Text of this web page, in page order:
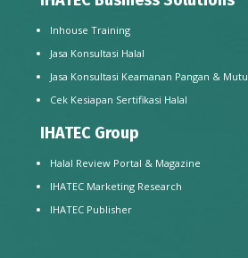
Inhouse Training
Jasa Konsultasi Halal
Jasa Konsultasi Keamanan Pangan & Mutu
Cek Kesiapan Sertifikasi Halal
IHATEC Group
Halal Review Portal & Magazine
IHATEC Marketing Research
IHATEC Publisher